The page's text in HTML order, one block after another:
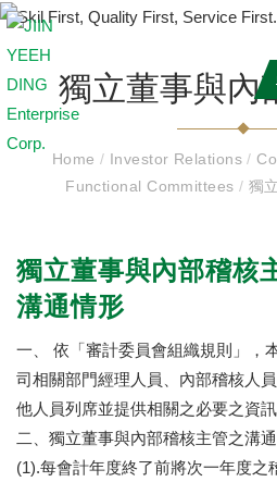
獨立董事與內
Home/ Investor Relations/
Functional Committees / 獨
獨立董事與內部稽核
溝通情形
一、 依「審計委員會組織規則」，
司相關部門經理人員、內部稽核人
他人員列席並提供相關之必要之資訊
二、獨立董事與內部稽核主管之溝通
(1).每會計年度終了前將次一年度之